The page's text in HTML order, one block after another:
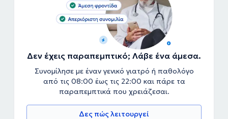
Δεν έχεις παραπεμπτικό; Λάβε ένα άμεσα.
Συνομίλησε με έναν γενικό γιατρό ή παθολόγο
από τις 08:00 έως τις 22:00 και πάρε τα
παραπεμπτικά που χρειάζεσαι.
Δες πώς λειτουργεί